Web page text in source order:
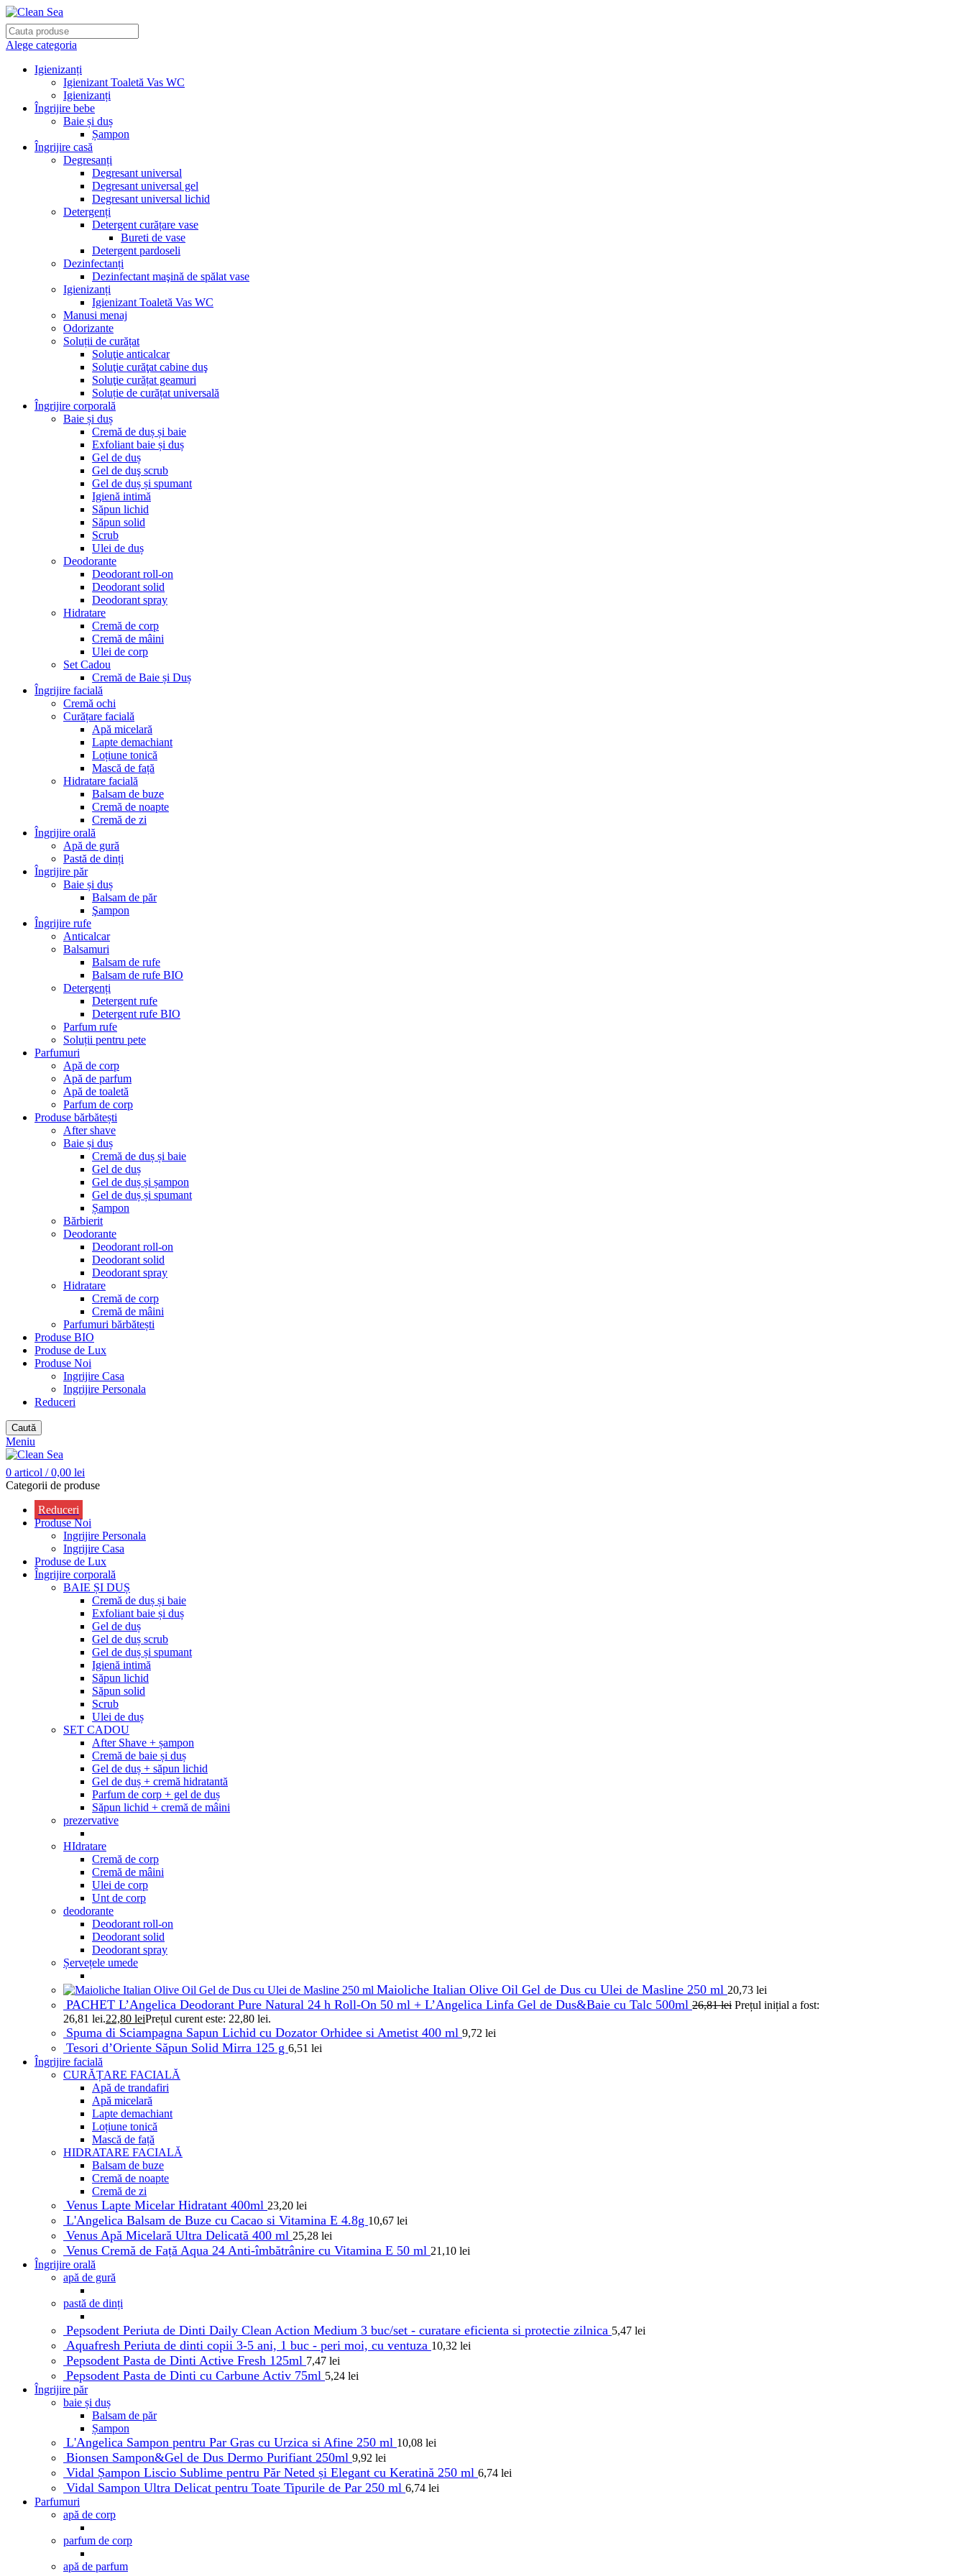
Alege categoria
Igienizanți
Igienizant Toaletă Vas WC
Igienizanți
Îngrijire bebe
Baie și duș
Șampon
Îngrijire casă
Degresanți
Degresant universal
Degresant universal gel
Degresant universal lichid
Detergenți
Detergent curățare vase
Bureti de vase
Detergent pardoseli
Dezinfectanți
Dezinfectant maşină de spălat vase
Igienizanți
Igienizant Toaletă Vas WC
Manusi menaj
Odorizante
Soluții de curățat
Soluţie anticalcar
Soluţie curăţat cabine duş
Soluţie curățat geamuri
Soluție de curățat universală
Îngrijire corporală
Baie și duș
Cremă de duș și baie
Exfoliant baie și duș
Gel de duș
Gel de duş scrub
Gel de duș și spumant
Igienă intimă
Săpun lichid
Săpun solid
Scrub
Ulei de duș
Deodorante
Deodorant roll-on
Deodorant solid
Deodorant spray
Hidratare
Cremă de corp
Cremă de mâini
Ulei de corp
Set Cadou
Cremă de Baie și Duș
Îngrijire facială
Cremă ochi
Curățare facială
Apă micelară
Lapte demachiant
Loțiune tonică
Mască de față
Hidratare facială
Balsam de buze
Cremă de noapte
Cremă de zi
Îngrijire orală
Apă de gură
Pastă de dinți
Îngrijire păr
Baie și duș
Balsam de păr
Şampon
Îngrijire rufe
Anticalcar
Balsamuri
Balsam de rufe
Balsam de rufe BIO
Detergenți
Detergent rufe
Detergent rufe BIO
Parfum rufe
Soluții pentru pete
Parfumuri
Apă de corp
Apă de parfum
Apă de toaletă
Parfum de corp
Produse bărbătești
After shave
Baie și duș
Cremă de duș și baie
Gel de duș
Gel de duș și șampon
Gel de duș și spumant
Șampon
Bărbierit
Deodorante
Deodorant roll-on
Deodorant solid
Deodorant spray
Hidratare
Cremă de corp
Cremă de mâini
Parfumuri bărbătești
Produse BIO
Produse de Lux
Produse Noi
Ingrijire Casa
Ingrijire Personala
Reduceri
Caută
Meniu
0 articol / 0,00 lei
Categorii de produse
Reduceri
Produse Noi
Ingrijire Personala
Ingrijire Casa
Produse de Lux
Îngrijire corporală
BAIE ȘI DUȘ
Cremă de duș și baie
Exfoliant baie și duș
Gel de duș
Gel de duș scrub
Gel de duș și spumant
Igienă intimă
Săpun lichid
Săpun solid
Scrub
Ulei de duș
SET CADOU
After Shave + șampon
Cremă de baie și duș
Gel de duș + săpun lichid
Gel de duș + cremă hidratantă
Parfum de corp + gel de duș
Săpun lichid + cremă de mâini
prezervative
HIdratare
Cremă de corp
Cremă de mâini
Ulei de corp
Unt de corp
deodorante
Deodorant roll-on
Deodorant solid
Deodorant spray
Șervețele umede
Maioliche Italian Olive Oil Gel de Dus cu Ulei de Masline 250 ml 20,73 lei
PACHET L’Angelica Deodorant Pure Natural 24 h Roll-On 50 ml + L’Angelica Linfa Gel de Dus&Baie cu Talc 500ml 26,81lei Prețul inițial a fost:
26,81 lei.22,80 leiPrețul curent este: 22,80 lei.
Spuma di Sciampagna Sapun Lichid cu Dozator Orhidee si Ametist 400 ml 9,72 lei
Tesori d’Oriente Săpun Solid Mirra 125 g 6,51 lei
Îngrijire facială
CURĂȚARE FACIALĂ
Apă de trandafiri
Apă micelară
Lapte demachiant
Loțiune tonică
Mască de față
HIDRATARE FACIALĂ
Balsam de buze
Cremă de noapte
Cremă de zi
Venus Lapte Micelar Hidratant 400ml 23,20 lei
L'Angelica Balsam de Buze cu Cacao si Vitamina E 4.8g 10,67 lei
Venus Apă Micelară Ultra Delicată 400 ml 25,28 lei
Venus Cremă de Față Aqua 24 Anti-îmbătrânire cu Vitamina E 50 ml 21,10 lei
Îngrijire orală
apă de gură
pastă de dinți
Pepsodent Periuta de Dinti Daily Clean Action Medium 3 buc/set - curatare eficienta si protectie zilnica 5,47 lei
Aquafresh Periuta de dinti copii 3-5 ani, 1 buc - peri moi, cu ventuza 10,32 lei
Pepsodent Pasta de Dinti Active Fresh 125ml 7,47 lei
Pepsodent Pasta de Dinti cu Carbune Activ 75ml 5,24 lei
Îngrijire păr
baie și duș
Balsam de păr
Șampon
L'Angelica Sampon pentru Par Gras cu Urzica si Afine 250 ml 10,08 lei
Bionsen Sampon&Gel de Dus Dermo Purifiant 250ml 9,92 lei
Vidal Șampon Liscio Sublime pentru Păr Neted și Elegant cu Keratină 250 ml 6,74 lei
Vidal Sampon Ultra Delicat pentru Toate Tipurile de Par 250 ml 6,74 lei
Parfumuri
apă de corp
parfum de corp
apă de parfum